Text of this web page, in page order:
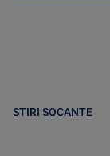
STIRI SOCANTE